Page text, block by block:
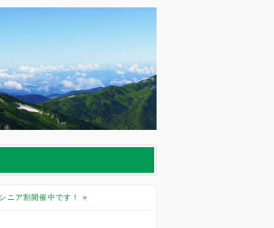
ニア割開催中です！ »